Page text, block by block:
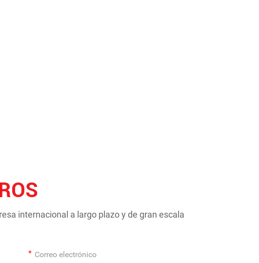
internacional a largo plazo y de gran escala